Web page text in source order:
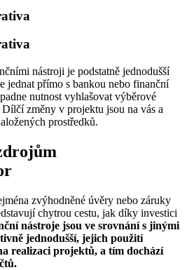
nástroji je podstatně jednodušší
jednat přímo s bankou nebo finanční
nutnost vyhlašovat výběrové
změny v projektu jsou na vás a
prostředků.
zvýhodněné úvěry nebo záruky
chytrou cestu, jak díky investici
nástroje jsou ve srovnání s jinými
jednodušší, jejich použití
realizaci projektů, a tím dochází